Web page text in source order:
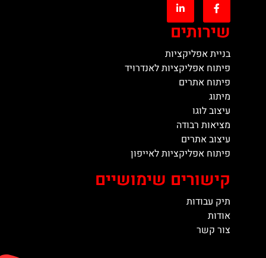
שירותים
בניית אפליקציות
פיתוח אפליקציות לאנדרויד
פיתוח אתרים
מיתוג
עיצוב לוגו
מציאות רבודה
עיצוב אתרים
פיתוח אפליקציות לאייפון
קישורים שימושיים
תיק עבודות
אודות
צור קשר